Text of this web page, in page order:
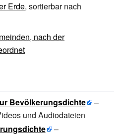
Erde, sortierbar nach
nach der
Bevölkerungsdichte
–
und Audiodateien
–